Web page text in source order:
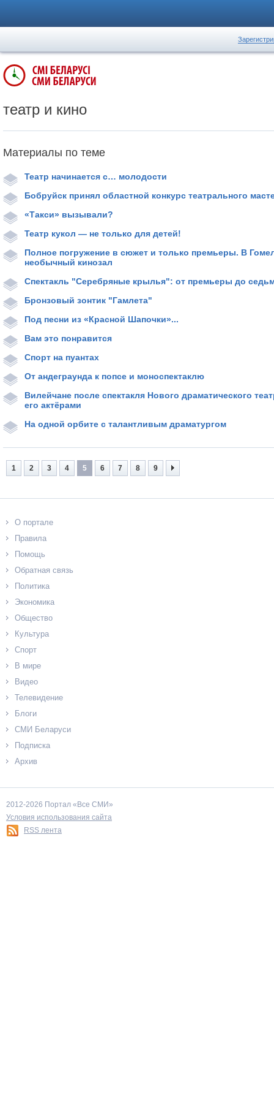
театр и кино
Материалы по теме
Театр начинается с… молодости
Бобруйск принял областной конкурс театрального
«Такси» вызывали?
Театр кукол — не только для детей!
Полное погружение в сюжет и только премьеры. В
необычный кинозал
Спектакль "Серебряные крылья": от премьеры до
Бронзовый зонтик "Гамлета"
Под песни из «Красной Шапочки»...
Вам это понравится
Спорт на пуантах
От андеграунда к попсе и моноспектаклю
Вилейчане после спектакля Нового драматического
его актёрами
На одной орбите с талантливым драматургом
1 2 3 4 5 6 7 8 9
О портале
Правила
Помощь
Обратная связь
Политика
Экономика
Общество
Культура
Спорт
В мире
Видео
Телевидение
Блоги
СМИ Беларуси
Подписка
Архив
2012-2026 Портал «Все СМИ»
Условия использования сайта
RSS лента